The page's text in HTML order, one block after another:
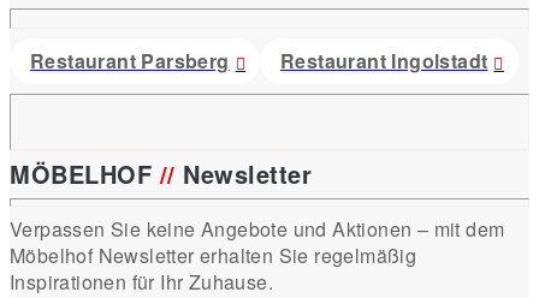
Restaurant Parsberg Restaurant Ingolstadt
MÖBELHOF// Newsletter
Verpassen Sie keine Angebote und Aktionen – mit dem
Möbelhof Newsletter erhalten Sie regelmäßig
Inspirationen für Ihr Zuhause.